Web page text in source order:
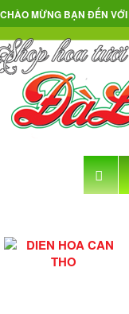
CHÀO MỪNG BẠN ĐẾN VỚI